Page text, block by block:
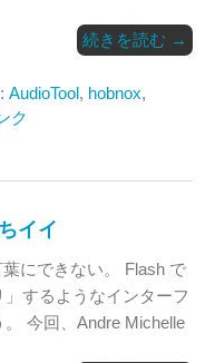
続きを読む →
AudioTool, hobnox,
ク
イイ
にできない。 Flash で
するようなインターフ
今回、Andre Michelle